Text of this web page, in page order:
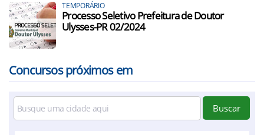
TEMPORÁRIO
Processo Seletivo Prefeitura de Doutor
Ulysses-PR 02/2024
Concursos próximos em
Buscar